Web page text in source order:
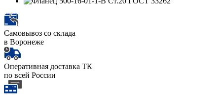
Самовывоз со склада
в Воронеже
Оперативная доставка ТК
по всей России